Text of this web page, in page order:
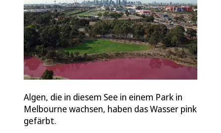
Algen, die in diesem See in einem Park in
Melbourne wachsen, haben das Wasser pink
gefärbt.